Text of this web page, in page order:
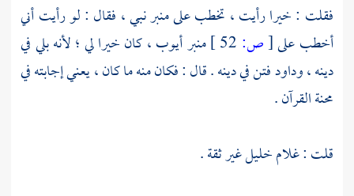
فقلت : خيرا رأيت ، تخطب على منبر نبي ، فقال : لو رأيت أني
أخطب على[ص: منبرأيوب، كان خيرا لي ؛ لأنه بلي في
دينه ،وداودفتن في دينه . قال : فكان منه ما كان ، يعني إجابته في
محنة القرآن .
قلت :غلام خليلغير ثقة .